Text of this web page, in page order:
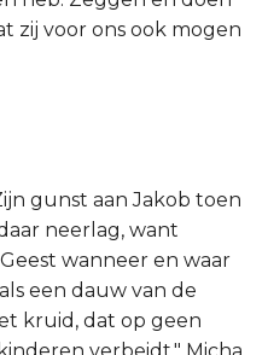
zij voor ons ook mogen
gunst aan Jakob toen
neerlag, want
wanneer en waar
een dauw van de
kruid, dat op geen